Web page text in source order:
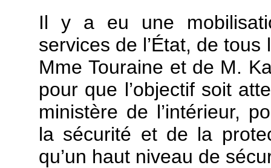
Il y a eu une
services de l’État, de
Mme Touraine et de M.
pour que l’objectif soit
ministère de l’intérieur,
la sécurité et de la
qu’un haut niveau de